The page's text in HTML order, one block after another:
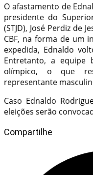
O afastamento de
presidente do
(STJD), José Perdiz de
CBF, na forma de um
expedida, Ednaldo
Entretanto, a equipe
olímpico, o que
representante
Caso Ednaldo
eleições serão
Compartilhe